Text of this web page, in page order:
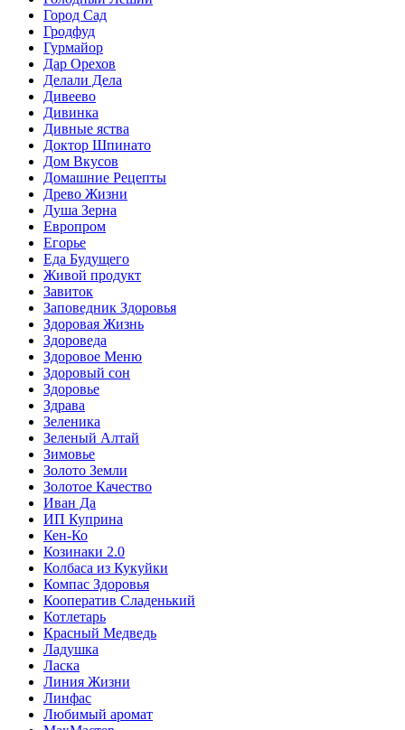
Город Сад
Гродфуд
Гурмайор
Дар Орехов
Делали Дела
Дивеево
Дивинка
Дивные яства
Доктор Шпинато
Дом Вкусов
Домашние Рецепты
Древо Жизни
Душа Зерна
Европром
Егорье
Еда Будущего
Живой продукт
Завиток
Заповедник Здоровья
Здоровая Жизнь
Здороведа
Здоровое Меню
Здоровый сон
Здоровье
Здрава
Зеленика
Зеленый Алтай
Зимовье
Золото Земли
Золотое Качество
Иван Да
ИП Куприна
Кен-Ко
Козинаки 2.0
Колбаса из Кукуйки
Компас Здоровья
Кооператив Сладенький
Котлетарь
Красный Медведь
Ладушка
Ласка
Линия Жизни
Линфас
Любимый аромат